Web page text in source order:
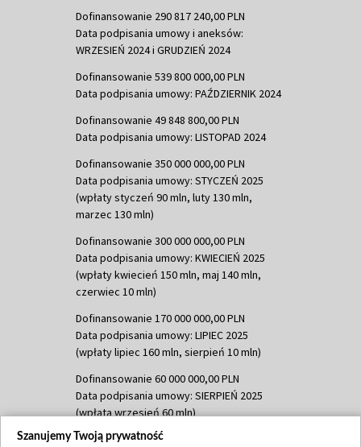
Dofinansowanie 290 817 240,00 PLN
Data podpisania umowy i aneksów:
WRZESIEŃ 2024 i GRUDZIEŃ 2024
Dofinansowanie 539 800 000,00 PLN
Data podpisania umowy: PAŹDZIERNIK 2024
Dofinansowanie 49 848 800,00 PLN
Data podpisania umowy: LISTOPAD 2024
Dofinansowanie 350 000 000,00 PLN
Data podpisania umowy: STYCZEŃ 2025
(wpłaty styczeń 90 mln, luty 130 mln,
marzec 130 mln)
Dofinansowanie 300 000 000,00 PLN
Data podpisania umowy: KWIECIEŃ 2025
(wpłaty kwiecień 150 mln, maj 140 mln,
czerwiec 10 mln)
Dofinansowanie 170 000 000,00 PLN
Data podpisania umowy: LIPIEC 2025
(wpłaty lipiec 160 mln, sierpień 10 mln)
Dofinansowanie 60 000 000,00 PLN
Data podpisania umowy: SIERPIEŃ 2025
(wpłata wrzesień 60 mln)
Dofinansowanie 635 783 051,21 PLN
Szanujemy Twoją prywatność